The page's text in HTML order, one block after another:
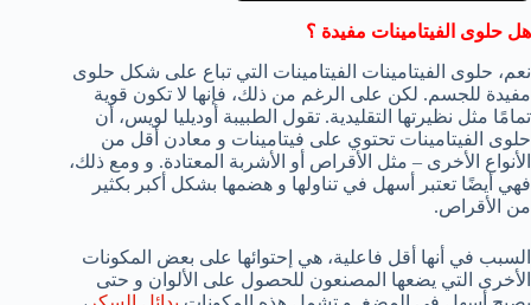
هل حلوى الفيتامينات مفيدة ؟
نعم، حلوى الفيتامينات الفيتامينات التي تباع على شكل حلوى
مفيدة للجسم. لكن على الرغم من ذلك، فإنها لا تكون قوية
تمامًا مثل نظيرتها التقليدية. تقول الطبيبة أوديليا لويس، أن
حلوى الفيتامينات تحتوي على فيتامينات و معادن أقل من
الأنواع الأخرى – مثل الأقراص أو الأشربة المعتادة. و ومع ذلك،
فهي أيضًا تعتبر أسهل في تناولها و هضمها بشكل أكبر بكثير
من الأقراص.
السبب في أنها أقل فاعلية، هي إحتوائها على بعض المكونات
الأخرى التي يضعها المصنعون للحصول على الألوان و حتى